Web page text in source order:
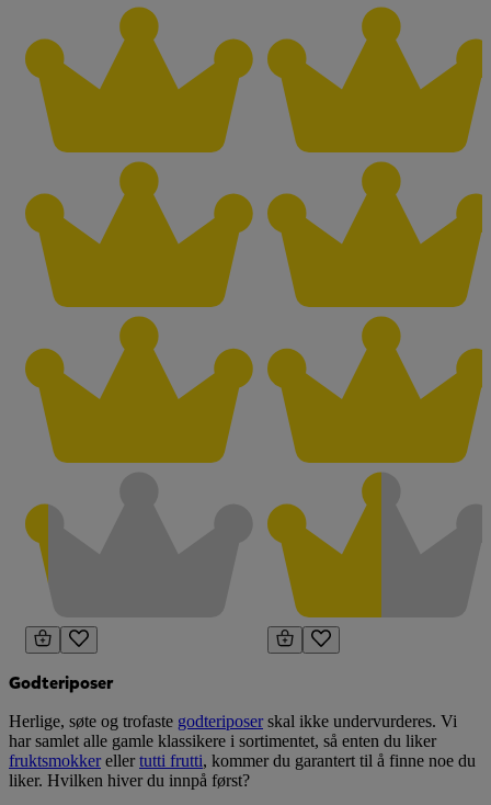
Godteriposer
Herlige, søte og trofaste godteriposerskal ikke undervurderes. Vi
har samlet alle gamle klassikere i sortimentet, så enten du liker
fruktsmokkerellertutti frutti, kommer du garantert til å finne noe du
liker. Hvilken hiver du innpå først?